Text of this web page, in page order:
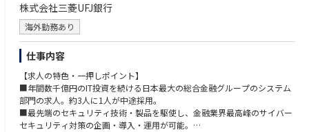
株式会社三菱UFJ銀行
海外勤務あり
仕事内容
【求人の特色・一押しポイント】
■年間数千億円のIT投資を続ける日本最大の総合金融グループのシステム
部門の求人。約3人に1人が中途採用。
■最先端のセキュリティ技術・製品を駆使し、金融業界最高峰のサイバー
セキュリティ対策の企画・導入・運用が可能。